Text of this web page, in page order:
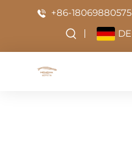
+86-18069880575
DE